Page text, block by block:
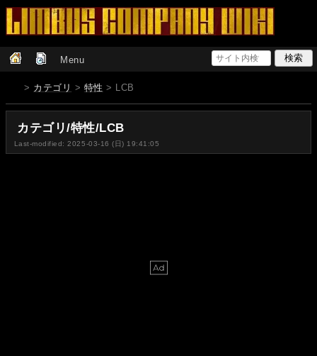
Menu
> カテゴリ > 特性 > LCB
カテゴリ/特性/LCB
Last-modified: 2025-03-16 (日) 19:41:05